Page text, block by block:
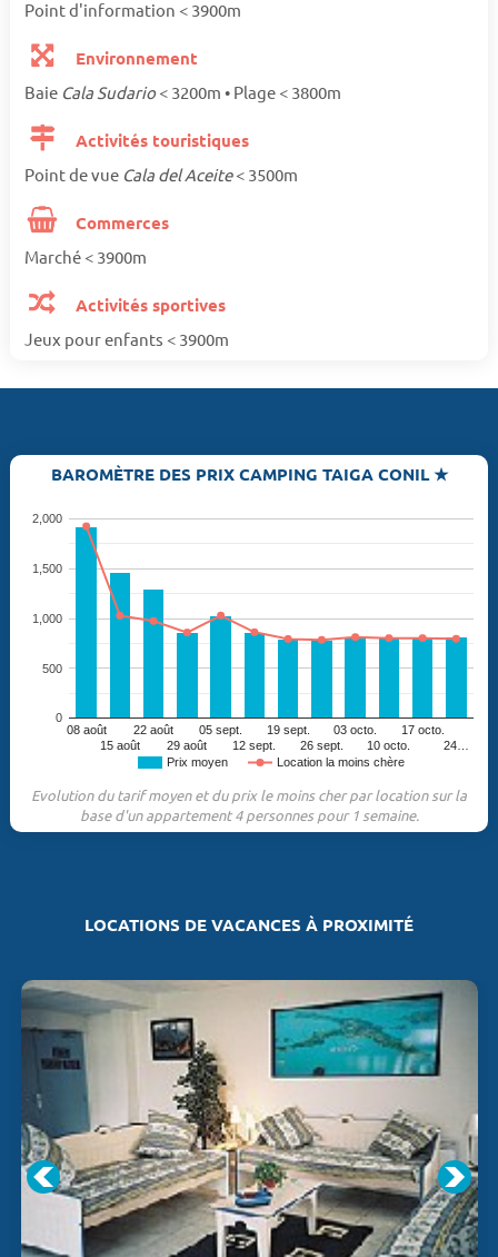
Point d'information < 3900m
Environnement
Baie Cala Sudario< 3200m • Plage < 3800m
Activités touristiques
Point de vue Cala del Aceite< 3500m
Commerces
Marché < 3900m
Activités sportives
Jeux pour enfants < 3900m
BAROMÈTRE DES PRIX CAMPING TAIGA CONIL ★
Prix moyen Location la moins chère
08 août
15 août
22 août
29 août
05 sept.
12 sept.
19 sept.
26 sept.
03 octo.
10 octo.
17 octo.
24…
0
500
1,000
1,500
2,000
Evolution du tarif moyen et du prix le moins cher par location sur la
base d'un appartement 4 personnes pour 1 semaine.
LOCATIONS DE VACANCES À PROXIMITÉ